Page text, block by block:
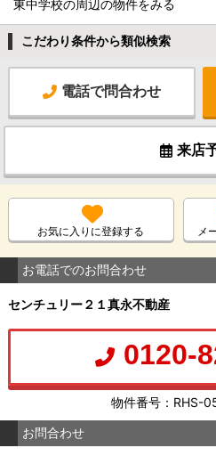
東中学校の周辺の物件をみる
こだわり条件から類似検索
電話で問合わせ
来店
お気に入りに登録する メ
お電話でのお問合わせ
センチュリー２１真永不動産
0120-
物件番号：RHS-
お問合わせ